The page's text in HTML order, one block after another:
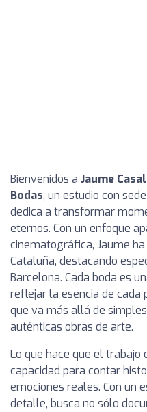
Bienvenidos a Jaume
Bodas, un estudio con
dedica a transformar
eternos. Con un enfoque
cinematográfica, Jaume
Cataluña, destacando
Barcelona. Cada boda es
reflejar la esencia de cada
que va más allá de
auténticas obras de arte.
Lo que hace que el trabajo
capacidad para contar
emociones reales. Con un
detalle, busca no sólo